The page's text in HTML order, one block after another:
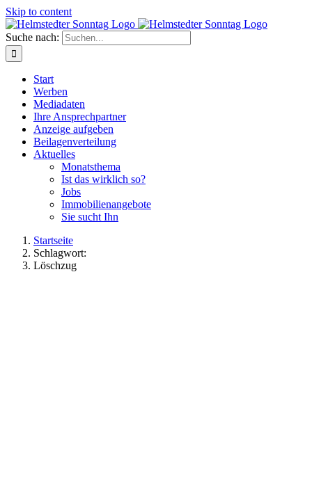
Skip to content
Suche nach:
Start
Werben
Mediadaten
Ihre Ansprechpartner
Anzeige aufgeben
Beilagenverteilung
Aktuelles
Monatsthema
Ist das wirklich so?
Jobs
Immobilienangebote
Sie sucht Ihn
Startseite
Schlagwort:
Löschzug